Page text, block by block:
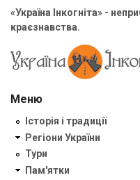
«Україна Інкогніта» -
краєзнавства.
Меню
Історія і традиції
Регіони України
Тури
Пам'ятки